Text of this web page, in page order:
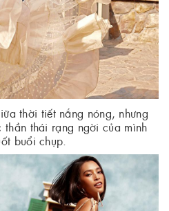
thời tiết nắng nóng, nhưng
thần thái rạng ngời của mình
buổi chụp.